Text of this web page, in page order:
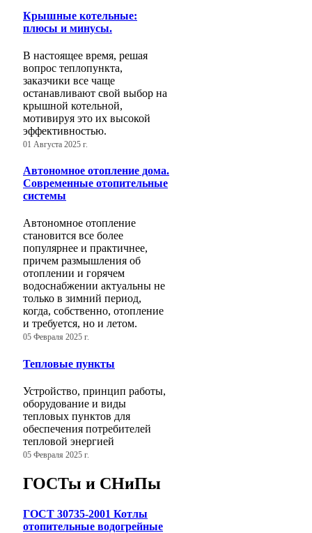
Крышные котельные:
плюсы и минусы.
В настоящее время, решая
вопрос теплопункта,
заказчики все чаще
останавливают свой выбор на
крышной котельной,
мотивируя это их высокой
эффективностью.
01 Августа 2025 г.
Автономное отопление дома.
Современные отопительные
системы
Автономное отопление
становится все более
популярнее и практичнее,
причем размышления об
отоплении и горячем
водоснабжении актуальны не
только в зимний период,
когда, собственно, отопление
и требуется, но и летом.
05 Февраля 2025 г.
Тепловые пункты
Устройство, принцип работы,
оборудование и виды
тепловых пунктов для
обеспечения потребителей
тепловой энергией
05 Февраля 2025 г.
ГОСТы и СНиПы
ГОСТ 30735-2001 Котлы
отопительные водогрейные